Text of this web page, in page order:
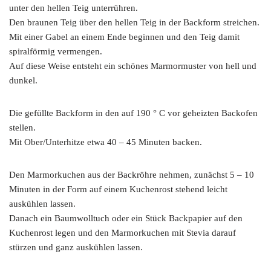
unter den hellen Teig unterrühren.
Den braunen Teig über den hellen Teig in der Backform streichen.
Mit einer Gabel an einem Ende beginnen und den Teig damit
spiralförmig vermengen.
Auf diese Weise entsteht ein schönes Marmormuster von hell und
dunkel.
Die gefüllte Backform in den auf 190 ° C vor geheizten Backofen
stellen.
Mit Ober/Unterhitze etwa 40 – 45 Minuten backen.
Den Marmorkuchen aus der Backröhre nehmen, zunächst 5 – 10
Minuten in der Form auf einem Kuchenrost stehend leicht
auskühlen lassen.
Danach ein Baumwolltuch oder ein Stück Backpapier auf den
Kuchenrost legen und den Marmorkuchen mit Stevia darauf
stürzen und ganz auskühlen lassen.